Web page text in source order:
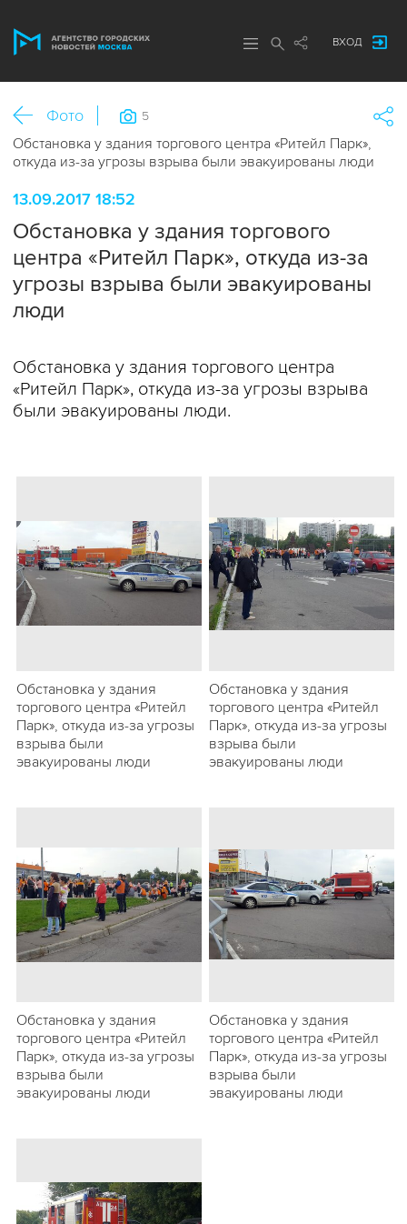
ВХОД
Фото
Обстановка у здания торгового центра «Ритейл Парк»,
откуда из-за угрозы взрыва были эвакуированы люди
5
13.09.2017 18:52
Обстановка у здания торгового
центра «Ритейл Парк», откуда из-за
угрозы взрыва были эвакуированы
люди
Обстановка у здания торгового центра
«Ритейл Парк», откуда из-за угрозы взрыва
были эвакуированы люди.
Обстановка у здания
торгового центра «Ритейл
Парк», откуда из-за угрозы
взрыва были
эвакуированы люди
Обстановка у здания
торгового центра «Ритейл
Парк», откуда из-за угрозы
взрыва были
эвакуированы люди
Обстановка у здания
торгового центра «Ритейл
Парк», откуда из-за угрозы
взрыва были
эвакуированы люди
Обстановка у здания
торгового центра «Ритейл
Парк», откуда из-за угрозы
взрыва были
эвакуированы люди